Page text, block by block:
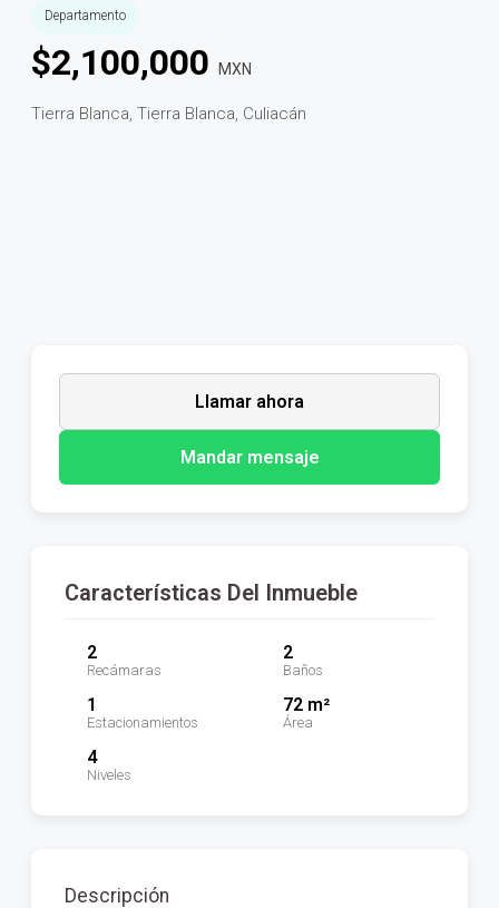
Departamento
$2,100,000 MXN
Tierra Blanca, Tierra Blanca, Culiacán
Llamar ahora
Mandar mensaje
Características Del Inmueble
2
Recámaras
2
Baños
1
Estacionamientos
72 m²
Área
4
Niveles
Descripción